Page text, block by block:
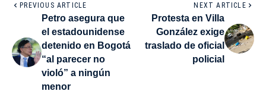
PREVIOUS ARTICLE
Petro asegura que
el estadounidense
detenido en Bogotá
“al parecer no
violó” a ningún
menor
NEXT ARTICLE
Protesta en Villa
González exige
traslado de oficial
policial